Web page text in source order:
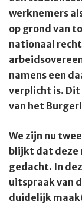
werknemers
op grond van
nationaal
namens een
verplicht is.
van het
We zijn nu
blijkt dat deze
gedacht. In
uitspraak van
duidelijk